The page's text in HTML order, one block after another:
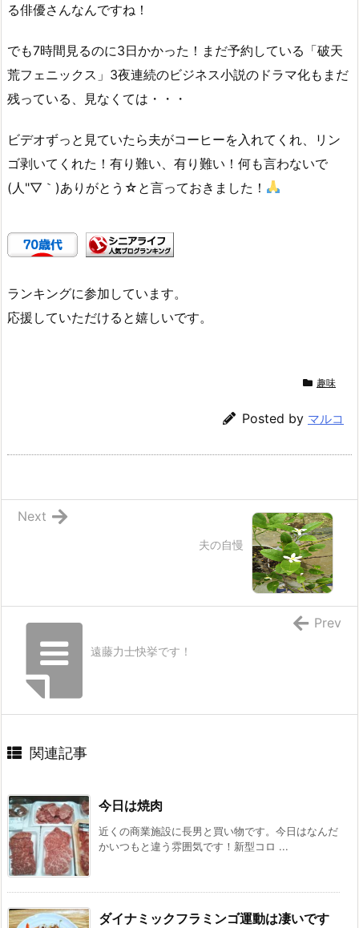
る俳優さんなんですね！
でも7時間見るのに3日かかった！まだ予約している「破天
荒フェニックス」3夜連続のビジネス小説のドラマ化もまだ
残っている、見なくては・・・
ビデオずっと見ていたら夫がコーヒーを入れてくれ、リン
ゴ剥いてくれた！有り難い、有り難い！何も言わないで
(人"▽｀)ありがとう☆と言っておきました！
ランキングに参加しています。
応援していただけると嬉しいです。
趣味
Posted by マルコ
夫の自慢
Next
遠藤力士快挙です！
Prev
関連記事
今日は焼肉
近くの商業施設に長男と買い物です。今日はなんだ
かいつもと違う雰囲気です！新型コロ ...
ダイナミックフラミンゴ運動は凄いです